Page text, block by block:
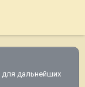
для дальнейших